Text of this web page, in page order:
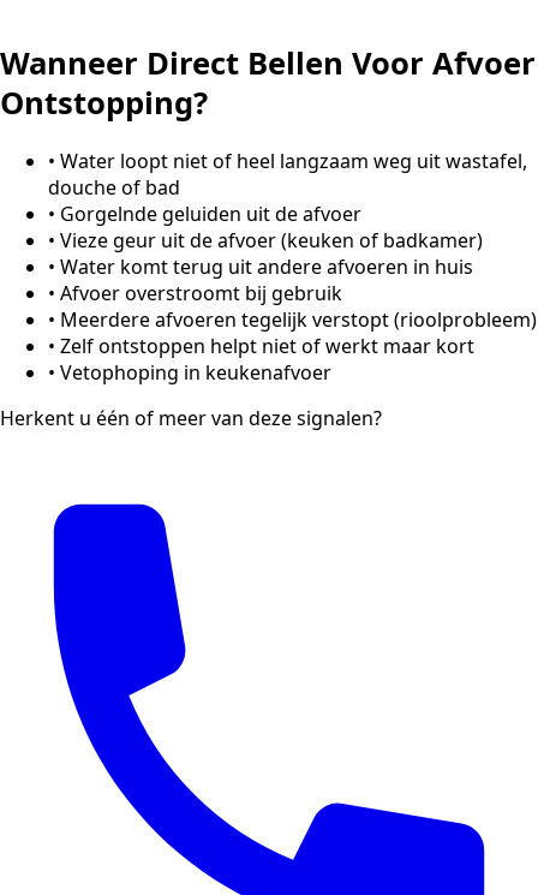
Wanneer Direct Bellen Voor Afvoer
Ontstopping?
• Water loopt niet of heel langzaam weg uit wastafel,
douche of bad
• Gorgelnde geluiden uit de afvoer
• Vieze geur uit de afvoer (keuken of badkamer)
• Water komt terug uit andere afvoeren in huis
• Afvoer overstroomt bij gebruik
• Meerdere afvoeren tegelijk verstopt (rioolprobleem)
• Zelf ontstoppen helpt niet of werkt maar kort
• Vetophoping in keukenafvoer
Herkent u één of meer van deze signalen?